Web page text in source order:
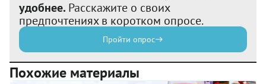
удобнее. Расскажите о своих
предпочтениях в коротком опросе.
Пройти опрос
Похожие материалы